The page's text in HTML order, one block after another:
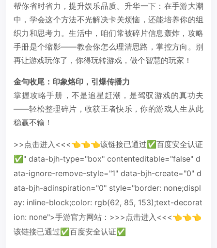
帮你省时省力，提升娱乐品质。升华一下：在手游大潮
中，学会这个方法不光解决卡关烦恼，还能培养你的组
织力和思考力。生活中，咱们常被碎片信息轰炸，攻略
手册是个缩影——教会你怎么理清思路，掌控方向。别
再让游戏玩你了，你得玩转游戏，做个智慧的玩家！
金句收尾：印象烙印，引爆传播力
掌握攻略手册，不是追星赶潮，是驾驭游戏的真功夫
——轻松整理碎片，收获王者快乐，你的游戏人生从此
稳赢不输！
>>点击进入<<<👈👈👈该链接已通过✅百度安全认证
✅" data-bjh-type="box" contenteditable="false" d
ata-ignore-remove-style="1" data-bjh-create="0" d
ata-bjh-adinspiration="0" style="border: none;displ
ay: inline-block;color: rgb(62, 85, 153);text-decorat
ion: none">手游官方网站：>>>点击进入<<<👈👈👈
该链接已通过✅百度安全认证✅